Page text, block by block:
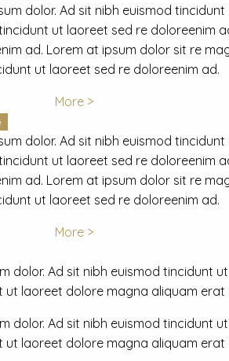
dolor. Ad sit nibh euismod
ut laoreet sed re doloreenim
ad. Lorem at ipsum dolor sit re
ut laoreet sed re doloreenim ad.
More >
dolor. Ad sit nibh euismod
ut laoreet sed re doloreenim
ad. Lorem at ipsum dolor sit re
ut laoreet sed re doloreenim ad.
More >
Ad sit nibh euismod tincidunt
ut laoreet dolore magna aliquam
Ad sit nibh euismod tincidunt
ut laoreet dolore magna aliquam